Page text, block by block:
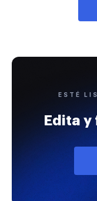
ESTÉ
Edita y